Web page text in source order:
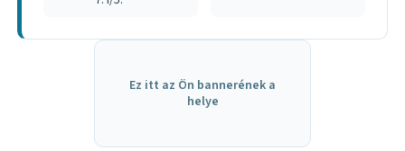
Ez itt az Ön bannerének a
helye